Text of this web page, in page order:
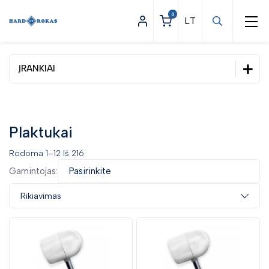
0
ĮRANKIAI
Darbo apranga
Įrankiai
Pneumatiniai įrankiai
Elektrinių įrankių priedai
Plaktukai
Rodoma 1–12 Iš 216
Gamintojas: Pasirinkite
Rikiavimas